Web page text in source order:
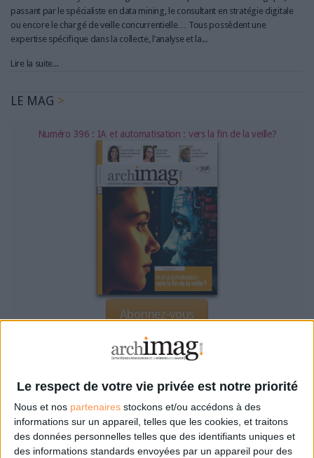
Le respect de votre vie privée est notre priorité
Nous et nos partenaires stockons et/ou accédons à des
informations sur un appareil, telles que les cookies, et traitons
des données personnelles telles que des identifiants uniques et
des informations standards envoyées par un appareil pour des
passant par le spécialiste en data mining, le consultant en stratégie digitale
ou encore le chargé de veille concurrentielle… Tous possèdent une
expertise spécifique dans la collecte, l’analyse et la...
Lire la suite...
LE MAG
Numéro 396 : IA et automatisation : vers la fin de la veille?
Abonnez-vous
Facebook
Twitter
Linkedin
RSS